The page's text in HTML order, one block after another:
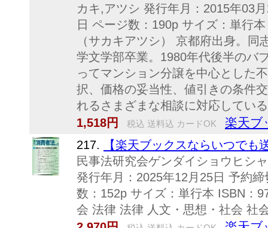
カキ,アツシ 発行年月：2015年03
日 ページ数：190p サイズ：単行
（サカキアツシ） 京都府出身。
学文学部卒業。1980年代後半のバ
ってマンション分譲を中心とした
択、価格の妥当性、値引きの条件
れるさまざまな相談に対応してい
1,518円
税込 送料込 カードOK 楽天ブ
217.
【楽天ブックスならいつで
民事法研究会ゲンダイショウヒシ
発行年月：2025年12月25日 予約
数：152p サイズ：単行本 ISBN：
会 法律 法律 人文・思想・社会 社